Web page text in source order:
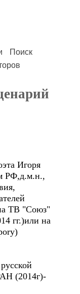
Поиск
Игоря
РФ,д.м.н.,
ТВ "Союз"
гг.)или на
(2014г)-